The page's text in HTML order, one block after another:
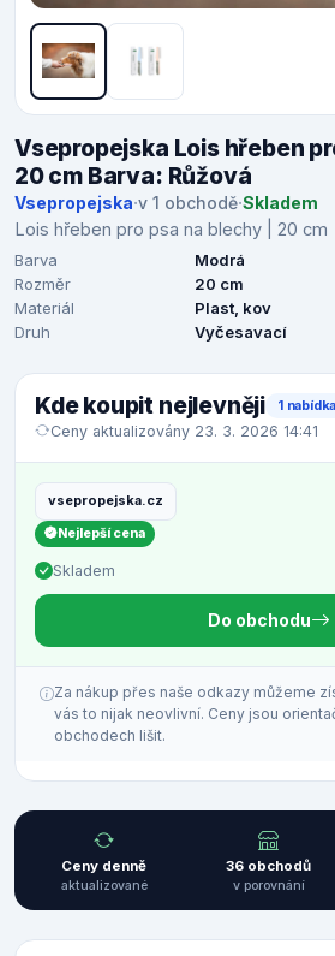
Vsepropejska Lois hřeben
20 cm Barva: Růžová
Vsepropejska·v 1 obchodě·Skladem
Lois hřeben pro psa na blechy | 20 cm
Barva
Modrá
Rozměr
20 cm
Materiál
Plast, kov
Druh
Vyčesavací
Kde koupit nejlevněji 1 nabídka
Ceny aktualizovány 23. 3. 2026 14:41
vsepropejska.cz
Nejlepší cena
Skladem
Do obchodu
Za nákup přes naše odkazy můžeme
vás to nijak neovlivní. Ceny jsou
obchodech lišit.
Ceny denně
aktualizované
36 obchodů
v porovnání